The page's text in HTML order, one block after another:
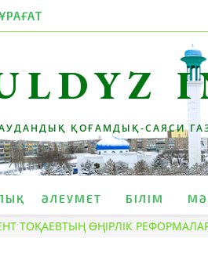
ҚОҒАМДЫҚ-САЯСИ
ӘЛЕУМЕТ БІЛІМ
ТОҚАЕВТЫҢ ӨҢІРЛІК